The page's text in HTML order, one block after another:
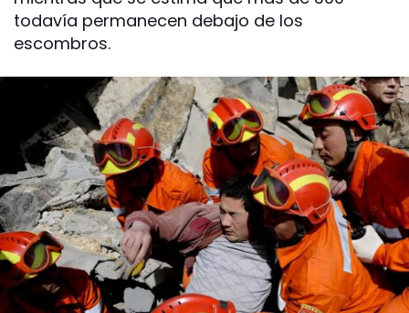
todavía permanecen debajo de los
escombros.